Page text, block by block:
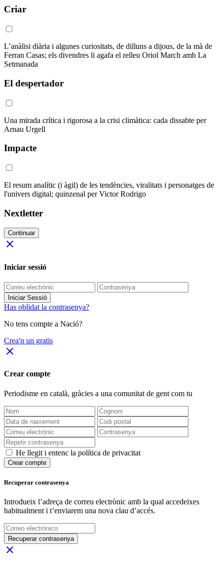
Criar
L’anàlisi diària i algunes curiositats, de dilluns a dijous, de la mà de
Ferran Casas; els divendres li agafa el relleu Oriol March amb La
Setmanada
El despertador
Una mirada crítica i rigorosa a la crisi climàtica: cada dissabte per
Arnau Urgell
Impacte
El resum analític (i àgil) de les tendències, viralitats i personatges de
l'univers digital; quinzenal per Victor Rodrigo
Nextletter
Continuar
close
Iniciar sessió
Iniciar Sessió
Has oblidat la contrasenya?
No tens compte a Nació?
Crea'n un gratis
close
Crear compte
Periodisme en català, gràcies a una comunitat de gent com tu
He llegit i entenc la política de privacitat
Crear compte
Recuperar contrasenya
Introdueix l’adreça de correu electrònic amb la qual accedeixes
habitualment i t’enviarem una nova clau d’accés.
Recuperar contrasenya
close